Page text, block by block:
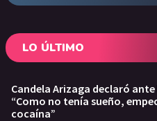
LO ÚLTIMO
Candela Arizaga declaró
“Como no tenía sueño,
cocaína”